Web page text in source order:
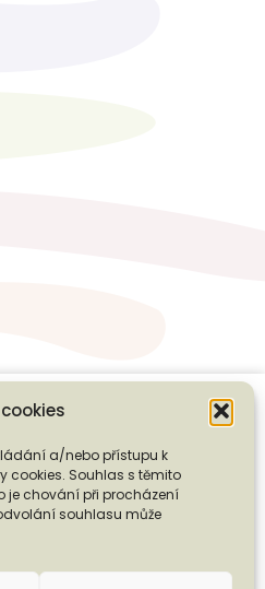
a/nebo přístupu k
cookies. Souhlas s těmito
je chování při procházení
souhlasu může
NÁS